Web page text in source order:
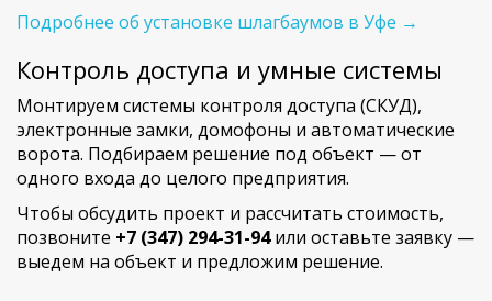
Подробнее об установке шлагбаумов в Уфе →
Контроль доступа и умные системы
Монтируем системы контроля доступа (СКУД),
электронные замки, домофоны и автоматические
ворота. Подбираем решение под объект — от
одного входа до целого предприятия.
Чтобы обсудить проект и рассчитать стоимость,
позвоните +7 (347) 294-31-94или оставьте заявку —
выедем на объект и предложим решение.